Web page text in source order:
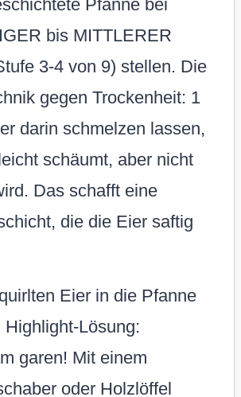
Pfanne bei
bis MITTLERER
3-4 von 9) stellen. Die
gegen Trockenheit: 1
darin schmelzen lassen,
schäumt, aber nicht
Das schafft eine
die die Eier saftig
Eier in die Pfanne
Highlight-Lösung:
garen! Mit einem
oder Holzlöffel